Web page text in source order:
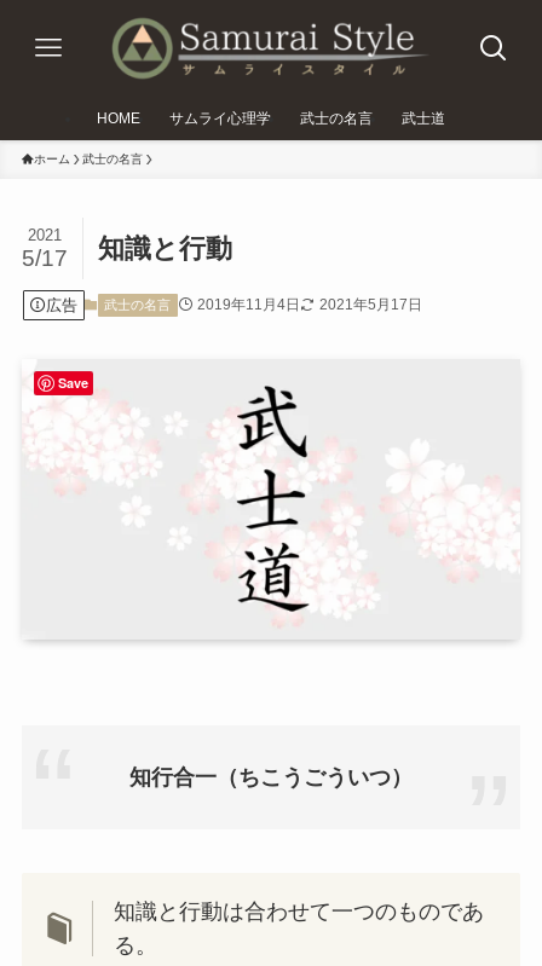
HOME サムライ心理学 武士の名言 武士道
ホーム 武士の名言
知識と行動
2021
5/17
広告 武士の名言 2019年11月4日 2021年5月17日
知行合一（ちこうごういつ）
知識と行動は合わせて一つのものであ
る。
Save